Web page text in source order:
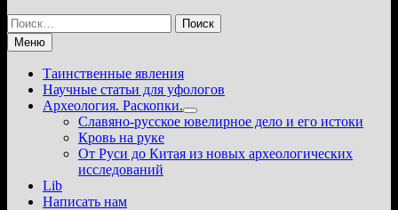
Найти:
Меню
Таинственные явления
Научные статьи для уфологов
Археология. Раскопки.
Показать
подменю
Славяно-русское ювелирное дело и его истоки
Кровь на руке
От Руси до Китая из новых археологических
исследований
Lib
Написать нам